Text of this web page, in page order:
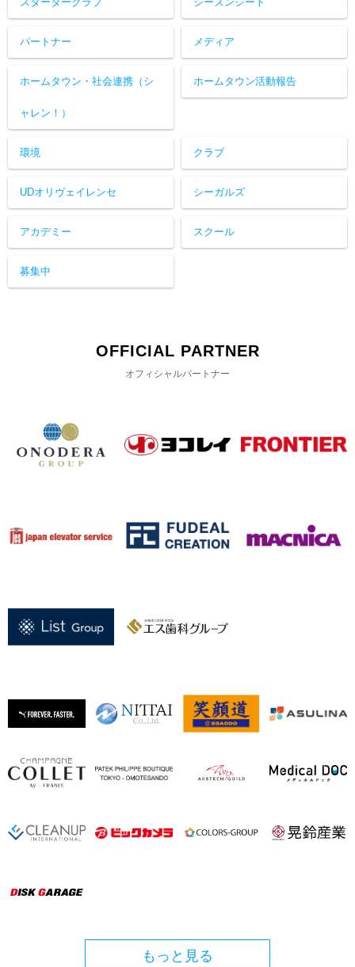
パートナー メディア
ホームタウン・社会連携（シ
ャレン！）
ホームタウン活動報告
環境 クラブ
UDオリヴェイレンセ シーガルズ
アカデミー スクール
募集中
OFFICIAL PARTNER
オフィシャルパートナー
もっと見る